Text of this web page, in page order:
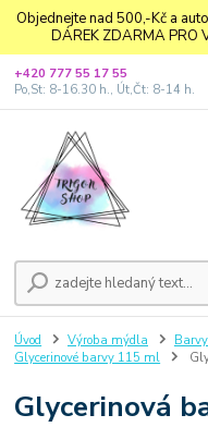
Objednejte nad 500,-Kč a
DÁREK ZDARMA PRO
+420 777 55 17 55
Po,St: 8-16.30 h., Út,Čt: 8-14 h.
Úvod Výroba mýdla
Glycerinové barvy 115 ml
Glycerinová